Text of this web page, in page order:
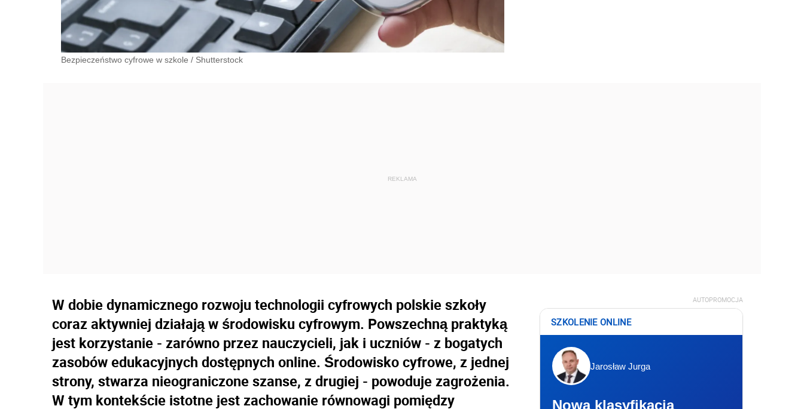
Bezpieczeństwo cyfrowe w szkole / Shutterstock
W dobie dynamicznego rozwoju technologii cyfrowych polskie szkoły
coraz aktywniej działają w środowisku cyfrowym. Powszechną praktyką
jest korzystanie - zarówno przez nauczycieli, jak i uczniów - z bogatych
zasobów edukacyjnych dostępnych online. Środowisko cyfrowe, z jednej
strony, stwarza nieograniczone szanse, z drugiej - powoduje zagrożenia.
W tym kontekście istotne jest zachowanie równowagi pomiędzy
AUTOPROMOCJA
SZKOLENIE ONLINE
Jarosław Jurga
Nowa klasyfikacja